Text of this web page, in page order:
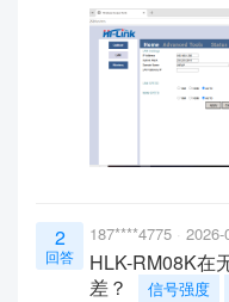
2
回答
187****4775 2026-
HLK-RM08K在
差？
信号强度